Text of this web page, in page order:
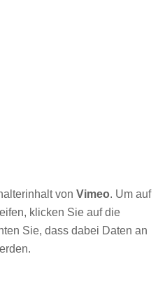
von Vimeo. Um auf
klicken Sie auf die
Sie, dass dabei Daten an